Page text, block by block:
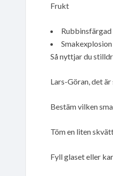
Frukt
Så nyttjar du
Lars-Göran, det
Bestäm vilken
Töm en liten
Fyll glaset eller